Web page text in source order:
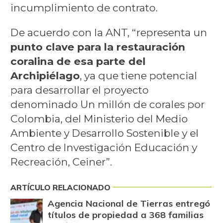
incumplimiento de contrato.
De acuerdo con la ANT, “representa un
punto clave para la restauración
coralina de esa parte del
Archipiélago, ya que tiene potencial
para desarrollar el proyecto
denominado Un millón de corales por
Colombia, del Ministerio del Medio
Ambiente y Desarrollo Sostenible y el
Centro de Investigación Educación y
Recreación, Ceiner”.
ARTÍCULO RELACIONADO
Agencia Nacional de Tierras entregó
títulos de propiedad a 368 familias